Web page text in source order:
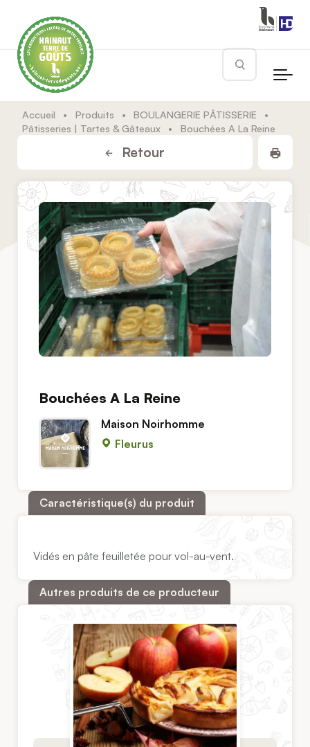
Rechercher
Accueil • Produits • BOULANGERIE PÂTISSERIE
•
Pâtisseries | Tartes & Gâteaux
• Bouchées A La Reine
Retour
Bouchées A La Reine
Maison Noirhomme
Fleurus
Caractéristique(s) du produit
Vidés en pâte feuilletée pour vol-au-vent.
Autres produits de ce producteur